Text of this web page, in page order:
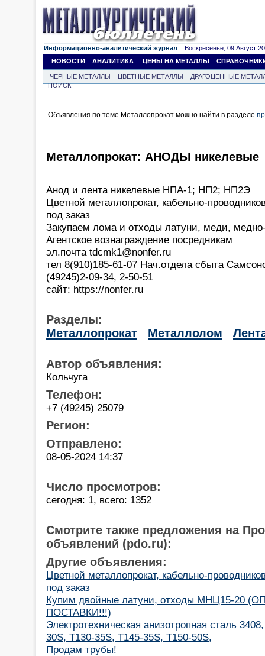
Информационно-аналитический журнал Воскресенье, 09 Август
НОВОСТИ
АНАЛИТИКА ЦЕНЫ НА МЕТАЛЛЫ
ЧЕРНЫЕ МЕТАЛЛЫ ЦВЕТНЫЕ МЕТАЛЛЫ
ДРАГОЦЕННЫЕ
ПОИСК
Объявления по теме Металлопрокат можно найти в разделе
Металлопрокат: АНОДЫ никелевые
Анод и лента никелевые НПА-1; НП2; НП2Э
Цветной металлопрокат, кабельно-
под заказ
Закупаем лома и отходы латуни, меди,
Агентское вознаграждение посредникам
эл.почта tdcmk1@nonfer.ru
тел 8(910)185-61-07 Нач.отдела сбыта
(49245)2-09-34, 2-50-51
сайт: https://nonfer.ru
Разделы:
Металлопрокат
Металлолом
Автор объявления:
Кольчуга
Телефон:
+7 (49245) 25079
Регион:
Отправлено:
08-05-2024 14:37
Число просмотров:
сегодня: 1, всего: 1352
Смотрите также предложения на
объявлений (pdo.ru):
Другие объявления:
Цветной металлопрокат, кабельно-
под заказ
Купим двойные латуни, отходы МНЦ15-20
ПОСТАВКИ!!!)
Электротехническая анизотропная сталь
30S, T130-35S, T145-35S, T150-50S,
Продам трубы!